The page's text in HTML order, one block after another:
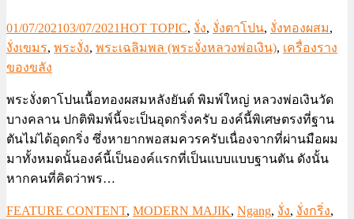
01/07/202103/07/2021HOT TOPIC, งั่ง, งั่งตาโปน, งั่งทองผสม,
งั่งเขมร, พระงั่ง, พระเฉลิมพล (พระงั่งหลวงพ่อเงิน), เครื่องราง
ของขลัง
พระงั่งตาโปนเนื้อทองผสมหลังยันต์ พิมพ์ใหญ่ หลวงพ่อเงินวัด
บางคลาน ปกติพิมพ์นี้จะเป็นอุดกริ่งครับ องค์นี้พิเศษตรงที่ฐาน
ตันไม่ได้อุดกริ่ง ซึ่งหายากพอสมควรครับเนื่องจากที่ผ่านมือผม
มาทั้งหมดนั้นองค์นี้เป็นองค์แรกที่เป็นแบบแบบฐานตัน ดังนั้น
หากคนที่คิดว่าพร…
FEATURE CONTENT, MODERN MAJIK, Ngang, งั่ง, งั่งกริ่ง,